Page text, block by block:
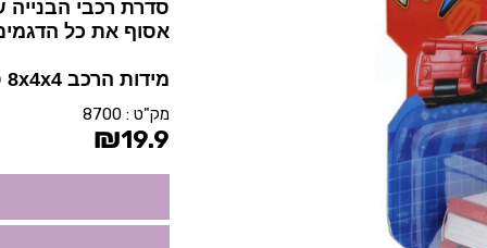
סדרת רכבי
אסוף את כל
מידות הרכב 8x4x4 ס"מ.
מק"ט :8700
₪19.9